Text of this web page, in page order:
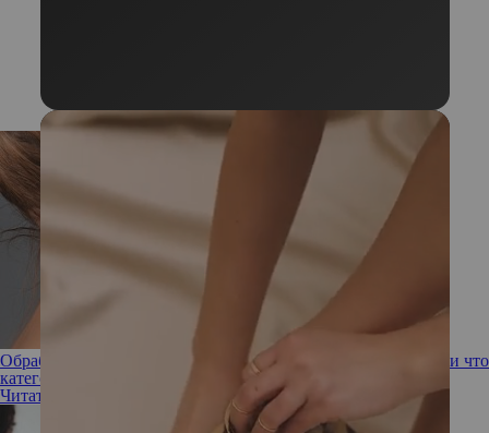
Обработка швов после операции: как делать это правильно и что
категорически запрещено
Читать полностью